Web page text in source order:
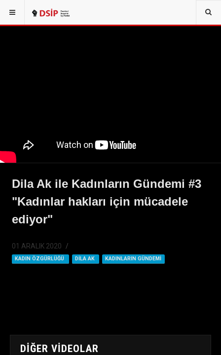
Dila Ak ile Kadınların Gündemi #3
"Kadınlar hakları için mücadele
ediyor"
01 ARALIK 2020
KADIN ÖZGÜRLÜĞÜ DILA AK KADINLARIN GÜNDEMI
DIĞER VIDEOLAR